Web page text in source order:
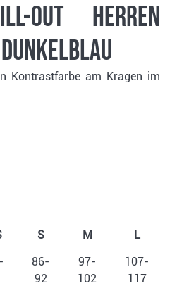
Out Herren
Kontrastfarbe am Kragen im
S M
L
86-
92
97-
102
107-
117